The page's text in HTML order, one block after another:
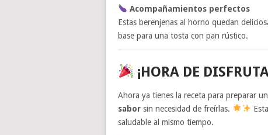
Acompañamientos perfectos
Estas berenjenas al horno quedan
base para una tosta con pan rústico.
¡HORA DE
Ahora ya tienes la receta para preparar
sabor sin necesidad de freírlas.
saludable al mismo tiempo.